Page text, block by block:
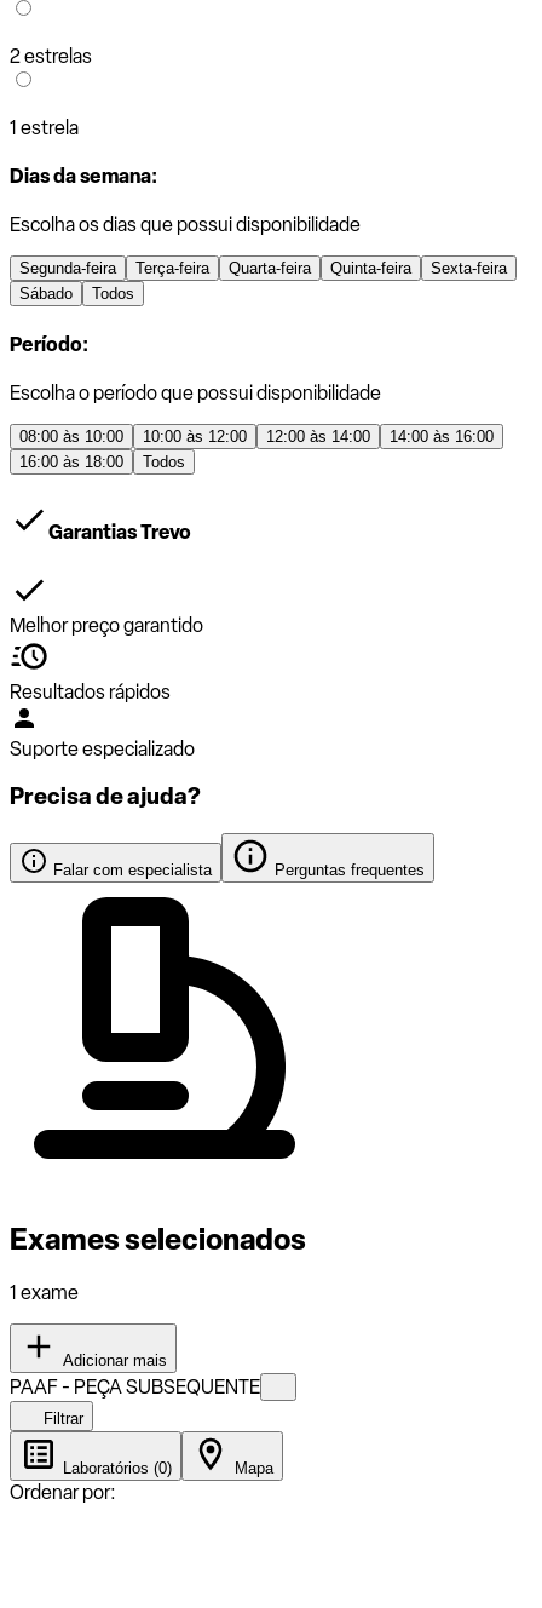
2 estrelas
1 estrela
Dias da semana:
Escolha os dias que possui disponibilidade
Segunda-feira Terça-feira Quarta-feira Quinta-feira
Sexta-feira
Sábado
Todos
Período:
Escolha o período que possui disponibilidade
08:00 às 10:00 10:00 às 12:00 12:00 às 14:00
14:00 às 16:00
16:00 às 18:00
Todos
Garantias Trevo
Melhor preço garantido
Resultados rápidos
Suporte especializado
Precisa de ajuda?
Falar com especialista Perguntas frequentes
Exames selecionados
1 exame
Adicionar mais
PAAF - PEÇA SUBSEQUENTE
Filtrar
Laboratórios (0) Mapa
Ordenar por: